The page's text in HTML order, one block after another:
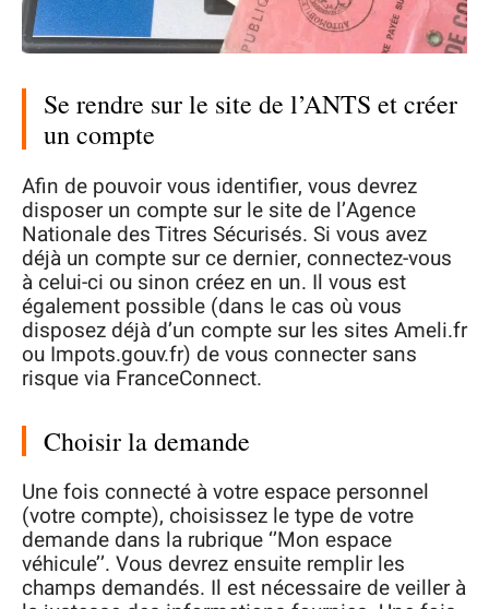
Se rendre sur le site de l’ANTS et créer
un compte
Afin de pouvoir vous identifier, vous devrez
disposer un compte sur le site de l’Agence
Nationale des Titres Sécurisés. Si vous avez
déjà un compte sur ce dernier, connectez-vous
à celui-ci ou sinon créez en un. Il vous est
également possible (dans le cas où vous
disposez déjà d’un compte sur les sites Ameli.fr
ou Impots.gouv.fr) de vous connecter sans
risque via FranceConnect.
Choisir la demande
Une fois connecté à votre espace personnel
(votre compte), choisissez le type de votre
demande dans la rubrique ‘’Mon espace
véhicule’’. Vous devrez ensuite remplir les
champs demandés. Il est nécessaire de veiller à